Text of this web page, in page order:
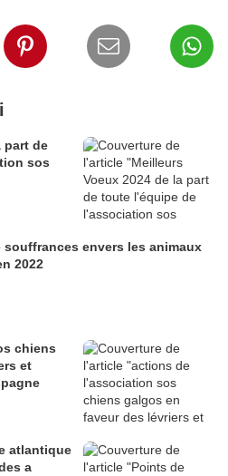
part de
sos
envers les animaux
2022
chiens
et
atlantique
a